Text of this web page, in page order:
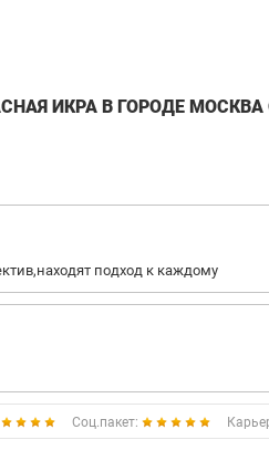
ИКРА В ГОРОДЕ МОСКВА
подход к каждому
Соц.пакет: